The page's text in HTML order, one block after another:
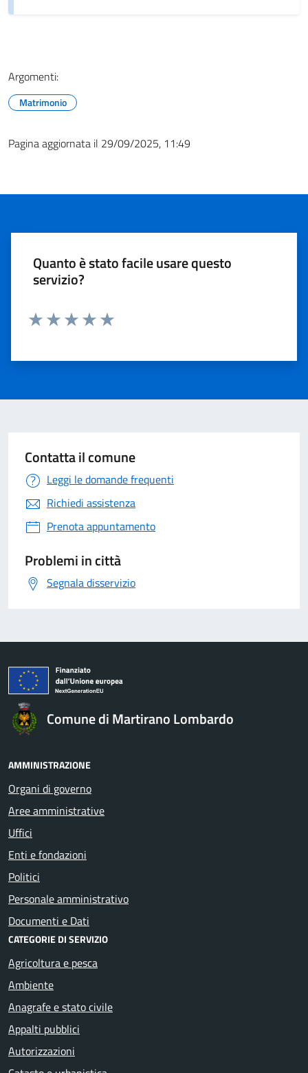
Argomenti:
Matrimonio
Pagina aggiornata il 29/09/2025, 11:49
Quanto è stato facile usare questo
servizio?
Contatta il comune
Leggi le domande frequenti
Richiedi assistenza
Prenota appuntamento
Problemi in città
Segnala disservizio
Comune di Martirano Lombardo
AMMINISTRAZIONE
Organi di governo
Aree amministrative
Uffici
Enti e fondazioni
Politici
Personale amministrativo
Documenti e Dati
CATEGORIE DI SERVIZIO
Agricoltura e pesca
Ambiente
Anagrafe e stato civile
Appalti pubblici
Autorizzazioni